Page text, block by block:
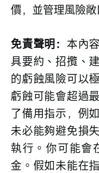
價，並管理風險敞
免責聲明： 本內
具要約、招攬、
的虧蝕風險可以
虧蝕可能會超過
了備用指示，例
未必能夠避免損
執行。你可能會
金。假如未能在